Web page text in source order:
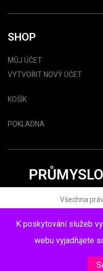
K poskytování služeb
webu vyjadřujete
SHOP
MŮJ ÚČET
VYTVOŘIT NOVÝ ÚČET
KOŠÍK
POKLADNA
Všechna